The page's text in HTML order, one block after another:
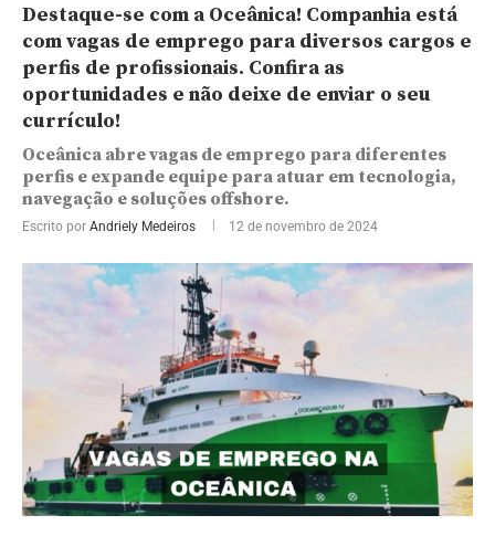
Destaque-se com a Oceânica! Companhia está
com vagas de emprego para diversos cargos e
perfis de profissionais. Confira as
oportunidades e não deixe de enviar o seu
currículo!
Oceânica abre vagas de emprego para diferentes
perfis e expande equipe para atuar em tecnologia,
navegação e soluções offshore.
Escrito por Andriely Medeiros 12 de novembro de 2024